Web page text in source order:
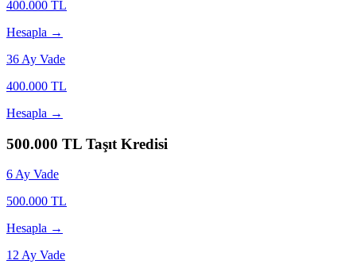
400.000 TL
Hesapla →
36 Ay Vade
400.000 TL
Hesapla →
500.000 TL Taşıt Kredisi
6 Ay Vade
500.000 TL
Hesapla →
12 Ay Vade